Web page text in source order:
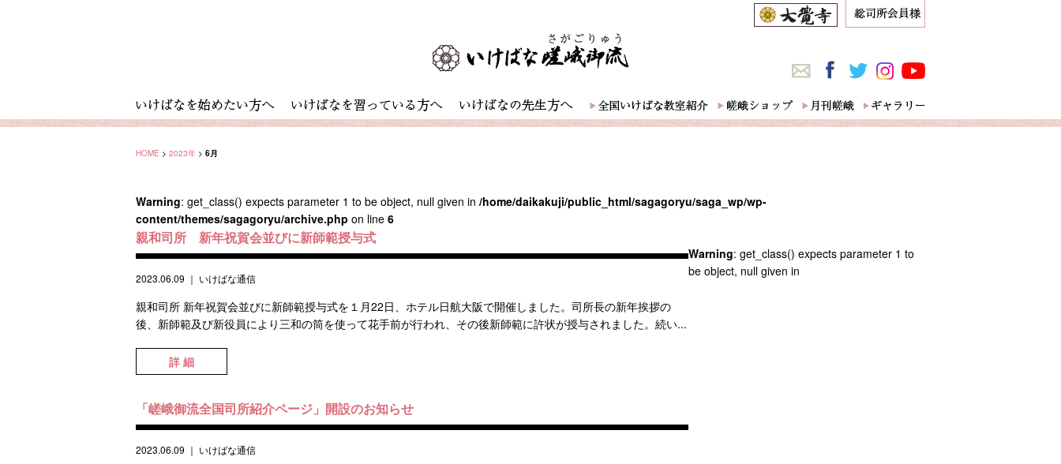
HOME > 2023年 > 6月
Warning: get_class() expects parameter 1 to be object, null given in /home/daikakuji/public_html/sagagoryu/saga_wp/wp-
content/themes/sagagoryu/archive.php on line 6
親和司所 新年祝賀会並びに新師範授与式
2023.06.09 ｜ いけばな通信
親和司所 新年祝賀会並びに新師範授与式を１月22日、ホテル日航大阪で開催しました。司所長の新年挨拶の
後、新師範及び新役員により三和の筒を使って花手前が行われ、その後新師範に許状が授与されました。続い...
詳 細
「嵯峨御流全国司所紹介ページ」開設のお知らせ
2023.06.09 ｜ いけばな通信
Warning: get_class() expects parameter 1 to
be object, null given in